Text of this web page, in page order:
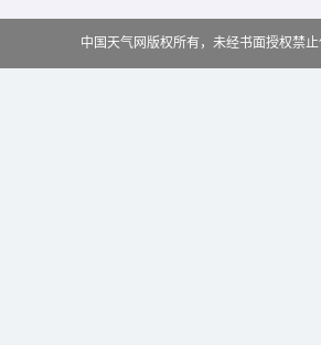
中国天气网版权所有，未经书面授权